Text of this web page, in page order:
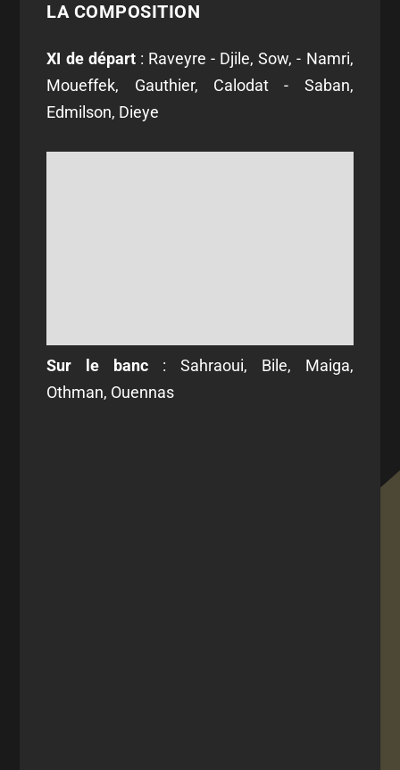
LA COMPOSITION
XI de départ: Raveyre - Djile, Sow, - Namri,
Moueffek, Gauthier, Calodat - Saban,
Edmilson, Dieye
Sur le banc : Sahraoui, Bile, Maiga,
Othman, Ouennas